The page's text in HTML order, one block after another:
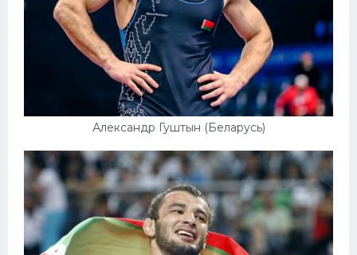
Александр Гуштын (Беларусь)